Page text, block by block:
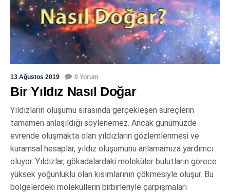
13 Ağustos 2019 0 Yorum
Bir Yıldız Nasıl Doğar
Yıldızların oluşumu sırasında gerçekleşen süreçlerin
tamamen anlaşıldığı söylenemez. Ancak günümüzde
evrende oluşmakta olan yıldızların gözlemlenmesi ve
kuramsal hesaplar, yıldız oluşumunu anlamamıza yardımcı
oluyor. Yıldızlar, gökadalardaki moleküler bulutların görece
yüksek yoğunluklu olan kısımlarının çökmesiyle oluşur. Bu
bölgelerdeki moleküllerin birbirleriyle çarpışmaları